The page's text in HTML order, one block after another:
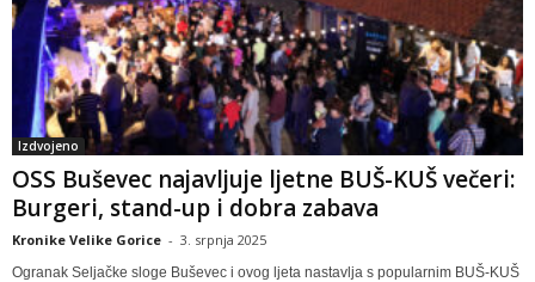
Izdvojeno
OSS Buševec najavljuje ljetne BUŠ-KUŠ večeri:
Burgeri, stand-up i dobra zabava
Kronike Velike Gorice - 3. srpnja 2025
Ogranak Seljačke sloge Buševec i ovog ljeta nastavlja s popularnim BUŠ-KUŠ